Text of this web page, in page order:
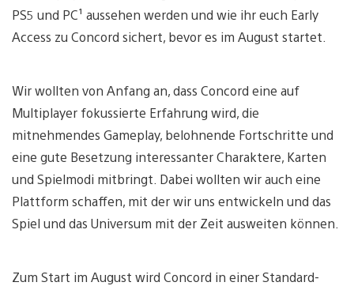
PS5 und PC¹ aussehen werden und wie ihr euch Early
Access zu Concord sichert, bevor es im August startet.
Wir wollten von Anfang an, dass Concord eine auf
Multiplayer fokussierte Erfahrung wird, die
mitnehmendes Gameplay, belohnende Fortschritte und
eine gute Besetzung interessanter Charaktere, Karten
und Spielmodi mitbringt. Dabei wollten wir auch eine
Plattform schaffen, mit der wir uns entwickeln und das
Spiel und das Universum mit der Zeit ausweiten können.
Zum Start im August wird Concord in einer Standard-